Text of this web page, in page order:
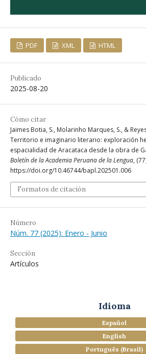
PDF XML HTML
Publicado
2025-08-20
Cómo citar
Jaimes Botia, S., Molarinho Marques, S., &
Territorio e imaginario literario: exploración
espacialidad de Aracataca desde la obra de
Boletín de la Academia Peruana de la Lengua,
https://doi.org/10.46744/bapl.202501.006
Formatos de citación
Número
Núm. 77 (2025): Enero - Junio
Sección
Artículos
Idioma
Español
English
Português (Brasil)